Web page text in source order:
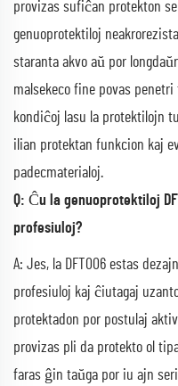
provizas sufiĉan protekton
genuoprotektiloj
staranta akvo aŭ por
malsekeco fine povas
kondiĉoj lasu la protektilojn
ilian protektan funkcion kaj
padecmaterialoj.
Q: Ĉu la genuoprotektiloj
profesiuloj?
A: Jes, la DFT006 estas
profesiuloj kaj ĉiutagaj
protektadon por postulaj
provizas pli da protekto ol
faras ĝin taŭga por iu ajn